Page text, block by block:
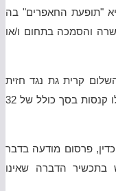
"תופעת החאפרים" בה
והסמכה בתחום ו/או
בבית משפט השלום קרית גת נגד חזית
ניהול אחזקה ושיפוץ מבנים בע"מ ואח' הוטלו קנסות בסך כולל של 32
פרסום מודעה בדבר
בתכשיר הדברה שאינו